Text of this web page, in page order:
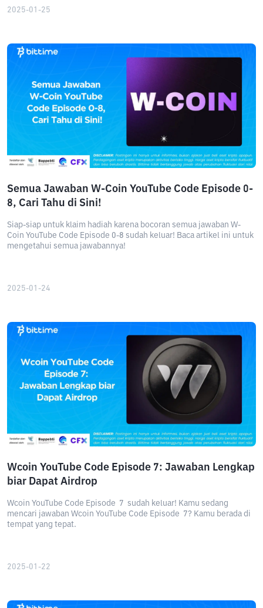
2025-01-25
Semua Jawaban W-Coin YouTube Code Episode 0-
8, Cari Tahu di Sini!
Siap-siap untuk klaim hadiah karena bocoran semua jawaban W-
Coin YouTube Code Episode 0-8 sudah keluar! Baca artikel ini untuk
mengetahui semua jawabannya!
2025-01-24
Wcoin YouTube Code Episode 7: Jawaban Lengkap
biar Dapat Airdrop
Wcoin YouTube Code Episode 7 sudah keluar! Kamu sedang
mencari jawaban Wcoin YouTube Code Episode 7? Kamu berada di
tempat yang tepat.
2025-01-22